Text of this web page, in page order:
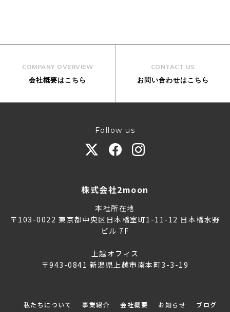
COMPANY OVERVIEW
会社概要はこちら
CONTACT US
お問い合わせはこちら
Follow us
株式会社2moon
本社所在地
〒103-0022 東京都中央区日本橋室町1-11-12 日本橋水野
ビル 7F
上越オフィス
〒943-0841 新潟県上越市南本町3-3-19
私たちについて 事業紹介 会社概要 お知らせ ブログ